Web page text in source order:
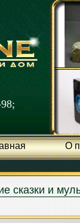
О
сказки и